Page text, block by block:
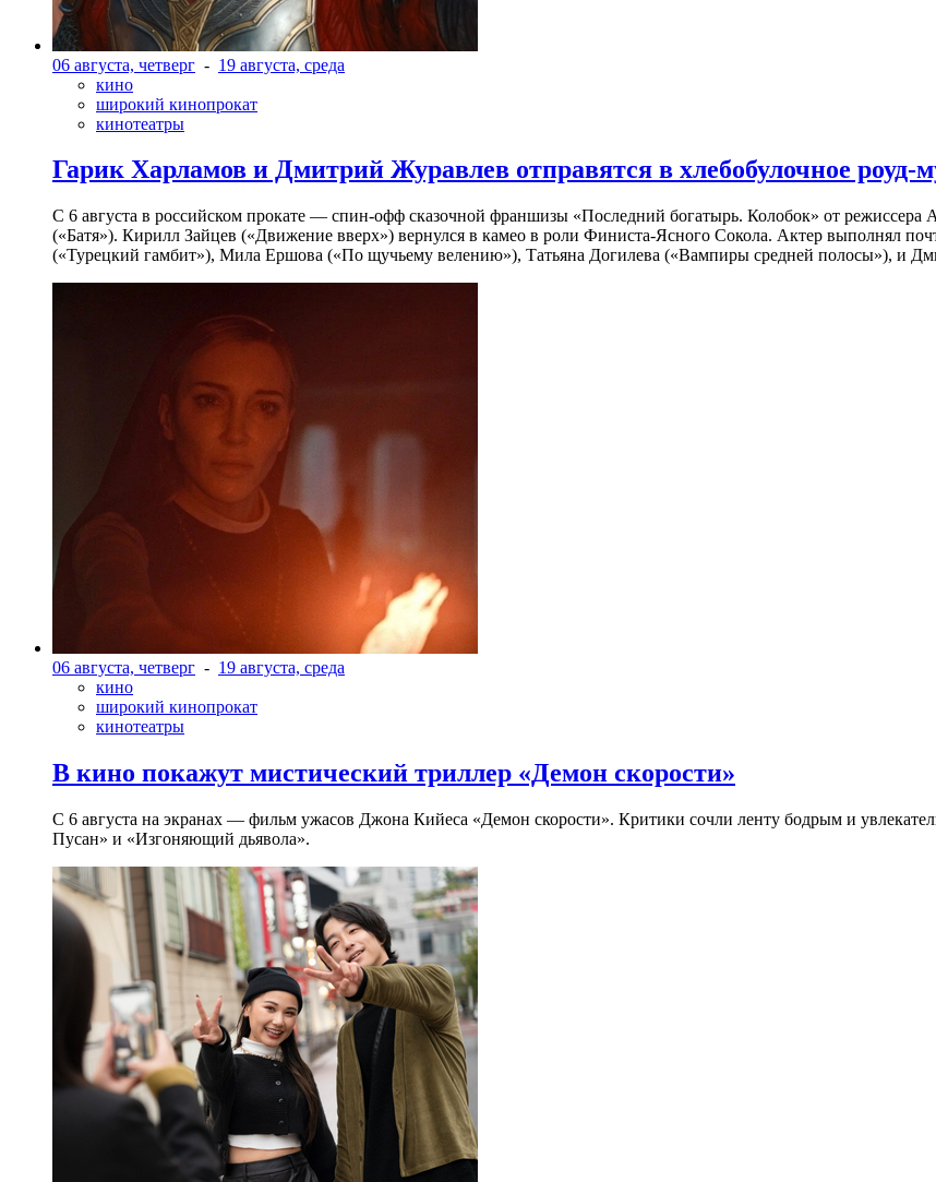
06 августа, четверг - 19 августа, среда
кино
широкий кинопрокат
кинотеатры
Гарик Харламов и Дмитрий Журавлев отправятся в хлебобулочное роуд-
С 6 августа в российском прокате — спин-офф сказочной франшизы «Последний богатырь. Колобок» от
(«Батя»). Кирилл Зайцев («Движение вверх») вернулся в камео в роли Финиста-Ясного Сокола. Актер выполнял
(«Турецкий гамбит»), Мила Ершова («По щучьему велению»), Татьяна Догилева («Вампиры средней полосы»), и
06 августа, четверг - 19 августа, среда
кино
широкий кинопрокат
кинотеатры
В кино покажут мистический триллер «Демон скорости»
С 6 августа на экранах — фильм ужасов Джона Кийеса «Демон скорости». Критики сочли ленту бодрым и
Пусан» и «Изгоняющий дьявола».